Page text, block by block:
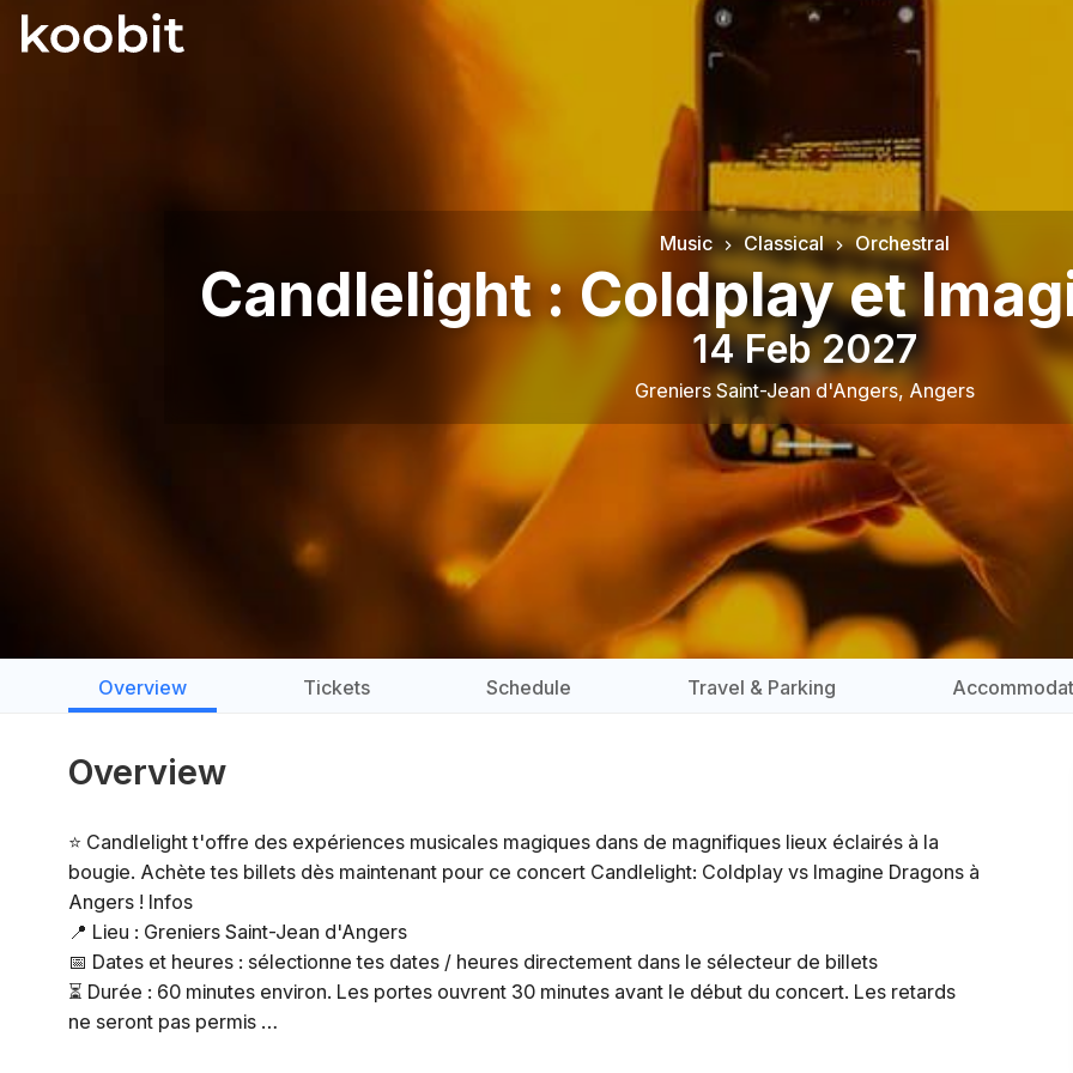
Music Classical Orchestral
Candlelight : Coldplay et
14 Feb 2027
Greniers Saint-Jean d'Angers, Angers
Overview Tickets Schedule Travel & Parking
Overview
⭐ Candlelight t'offre des expériences musicales magiques dans de magnifiques lieux éclairés à la
bougie. Achète tes billets dès maintenant pour ce concert Candlelight: Coldplay vs Imagine Dragons à
Angers ! Infos
📍 Lieu : Greniers Saint-Jean d'Angers
📅 Dates et heures : sélectionne tes dates / heures directement dans le sélecteur de billets
⏳ Durée : 60 minutes environ. Les portes ouvrent 30 minutes avant le début du concert. Les retards
ne seront pas permis